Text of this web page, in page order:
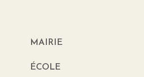
MAIRIE
ÉCOLE